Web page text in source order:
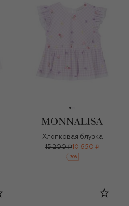
Хлопковая блузка
15 200 ₽10 650 ₽
-30%